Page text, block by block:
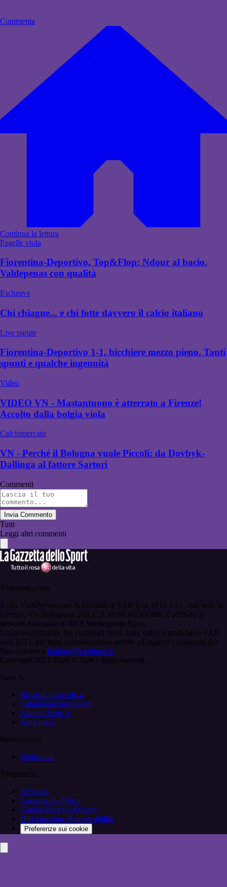
Commenta
Continua la lettura
Pagelle viola
Fiorentina-Deportivo, Top&Flop: Ndour al bacio.
Valdepenas con qualità
Esclusive
Chi chiagne... e chi fotte davvero il calcio italiano
Live partite
Fiorentina-Deportivo 1-1, bicchiere mezzo pieno. Tanti
spunti e qualche ingenuità
Video
VIDEO VN - Mastantuono è atterrato a Firenze!
Accolto dalla bolgia viola
Calciomercato
VN - Perché il Bologna vuole Piccoli: da Dovbyk-
Dallinga al fattore Sartori
Commenti
Invia Commento
Tutti
Leggi altri commenti
Violanews.com
Il sito ViolaNews.com di titolarità di FAB four 2013 S.r.l., con sede in
Firenze, Via Bolognese 263, C.F./PI 06342490486, è affiliato al
network Gazzanet di RCS Mediagroup S.p.a..
Unico responsabile dei contenuti (testi, foto, video e grafiche) è FAB
four 2013; per ogni comunicazione avente ad oggetto i contenuti del
Sito scrivere a fabfour@legalmail.it
Copyright 2021-2026 © Tutti i diritti riservati.
Serie A
Risultati e classifica
Campionati precedenti
Altre di Serie A
Altre news
Informazioni
Redazione
Trasparenza
Archivio
Community Policy
Cookie Policy e Privacy
Dichiarazione di accessibilità
Preferenze sui cookie